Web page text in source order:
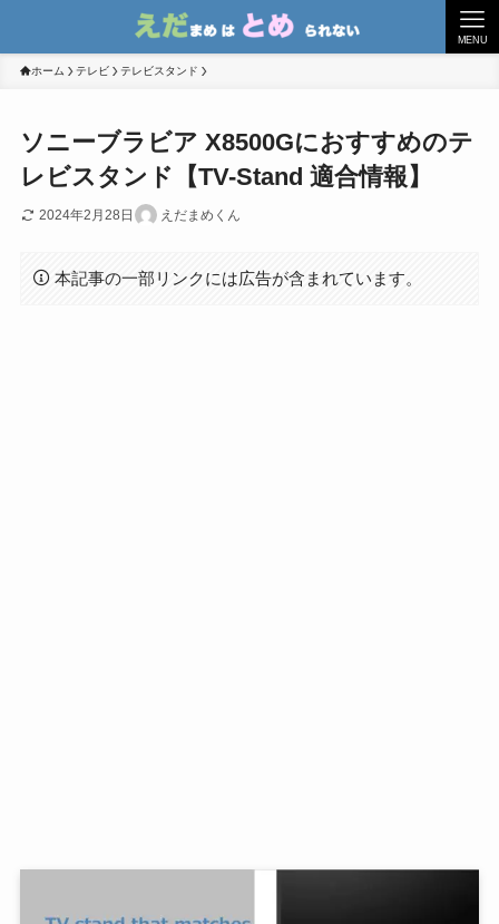
MENU
ホーム テレビ テレビスタンド
ソニーブラビア X8500Gにおすすめのテ
レビスタンド【TV-Stand 適合情報】
2024年2月28日 えだまめくん
本記事の一部リンクには広告が含まれています。